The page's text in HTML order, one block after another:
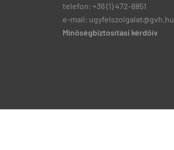
telefon: +36 (1) 472-8851
e-mail: ugyfelszolgalat@gvh.hu
Minőségbiztosítási kérdőív